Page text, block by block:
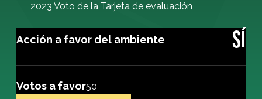
2023 Voto de la Tarjeta de evaluación
Acción a favor del ambiente SÍ
Votos a favor50